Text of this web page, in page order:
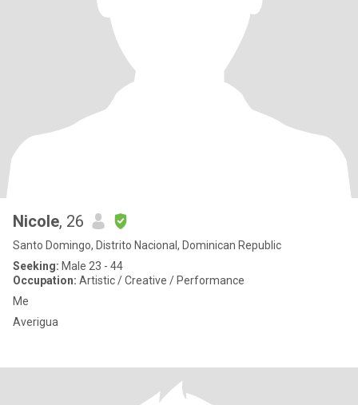
Nicole, 26
Santo Domingo, Distrito Nacional, Dominican Republic
Seeking: Male 23 - 44
Occupation: Artistic / Creative / Performance
Me
Averigua